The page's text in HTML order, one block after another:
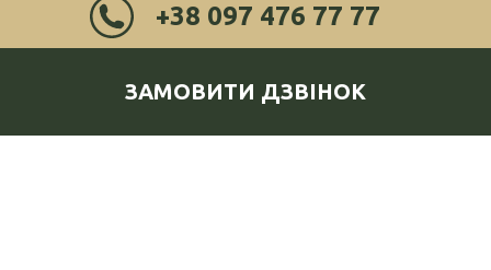
+38 097 476 77 77
ЗАМОВИТИ ДЗВІНОК